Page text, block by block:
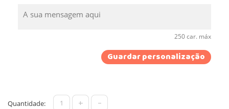
250 car. máx
Guardar personalização
Quantidade: + -